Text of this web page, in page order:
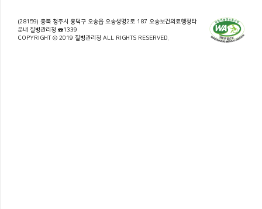
(28159) 충북 청주시 흥덕구 오송읍 오송생명2로 187 오송보건의료행정타
운내 질병관리청 ☎1339
COPYRIGHT © 2019 질병관리청 ALL RIGHTS RESERVED.